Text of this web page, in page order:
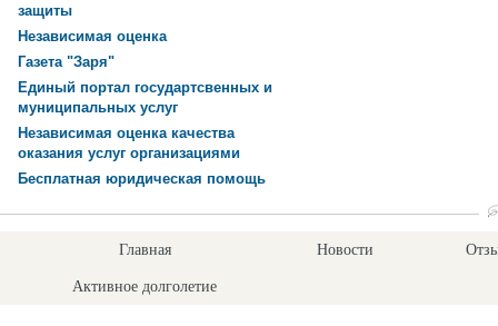
защиты
Независимая оценка
Газета "Заря"
Единый портал государтсвенных и
муниципальных услуг
Независимая оценка качества
оказания услуг организациями
Бесплатная юридическая помощь
Главная Новости
Активное долголетие